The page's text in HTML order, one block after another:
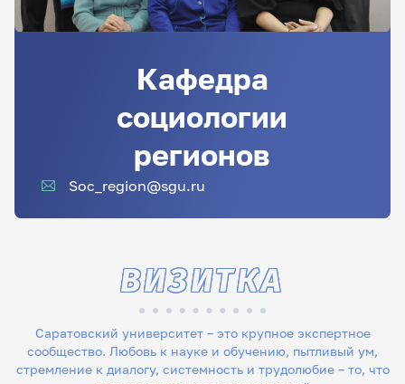
Кафедра
социологии
регионов
Soc_region@sgu.ru
Саратовский университет – это крупное экспертное
сообщество. Любовь к науке и обучению, пытливый ум,
стремление к диалогу, системность и трудолюбие – то, что
ВИЗИТКА